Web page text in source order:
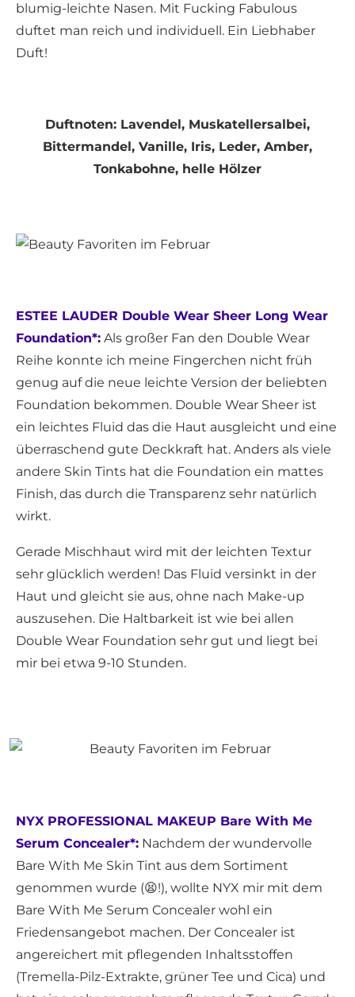
blumig-leichte Nasen. Mit Fucking Fabulous
duftet man reich und individuell. Ein Liebhaber
Duft!
Duftnoten: Lavendel, Muskatellersalbei,
Bittermandel, Vanille, Iris, Leder, Amber,
Tonkabohne, helle Hölzer
ESTEE LAUDER Double Wear Sheer Long Wear
Foundation*: Als großer Fan den Double Wear
Reihe konnte ich meine Fingerchen nicht früh
genug auf die neue leichte Version der beliebten
Foundation bekommen. Double Wear Sheer ist
ein leichtes Fluid das die Haut ausgleicht und eine
überraschend gute Deckkraft hat. Anders als viele
andere Skin Tints hat die Foundation ein mattes
Finish, das durch die Transparenz sehr natürlich
wirkt.
Gerade Mischhaut wird mit der leichten Textur
sehr glücklich werden! Das Fluid versinkt in der
Haut und gleicht sie aus, ohne nach Make-up
auszusehen. Die Haltbarkeit ist wie bei allen
Double Wear Foundation sehr gut und liegt bei
mir bei etwa 9-10 Stunden.
NYX PROFESSIONAL MAKEUP Bare With Me
Serum Concealer*: Nachdem der wundervolle
Bare With Me Skin Tint aus dem Sortiment
genommen wurde (😫!), wollte NYX mir mit dem
Bare With Me Serum Concealer wohl ein
Friedensangebot machen. Der Concealer ist
angereichert mit pflegenden Inhaltsstoffen
(Tremella-Pilz-Extrakte, grüner Tee und Cica) und